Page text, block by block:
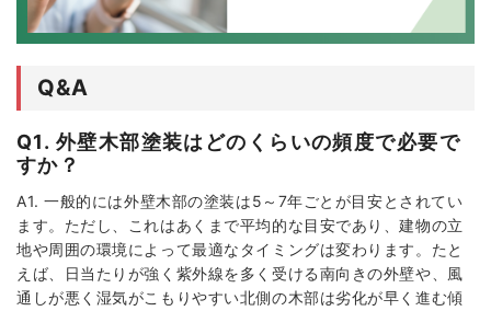
Q&A
Q1. 外壁木部塗装はどのくらいの頻度で必要で
すか？
A1. 一般的には外壁木部の塗装は5～7年ごとが目安とされてい
ます。ただし、これはあくまで平均的な目安であり、建物の立
地や周囲の環境によって最適なタイミングは変わります。たと
えば、日当たりが強く紫外線を多く受ける南向きの外壁や、風
通しが悪く湿気がこもりやすい北側の木部は劣化が早く進む傾